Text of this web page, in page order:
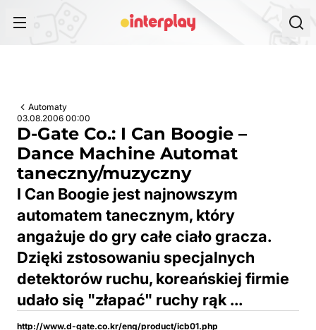
Automaty
03.08.2006 00:00
D-Gate Co.: I Can Boogie –
Dance Machine Automat
taneczny/muzyczny
I Can Boogie jest najnowszym
automatem tanecznym, który
angażuje do gry całe ciało gracza.
Dzięki zstosowaniu specjalnych
detektorów ruchu, koreańskiej firmie
udało się "złapać" ruchy rąk ...
http://www.d-gate.co.kr/eng/product/icb01.php